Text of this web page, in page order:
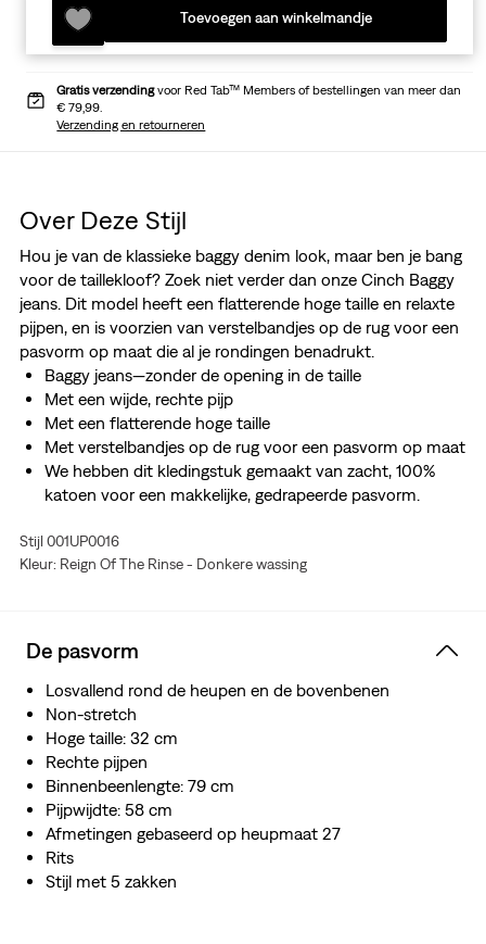
Toevoegen aan winkelmandje
Gratis verzendingvoor Red Tab™ Members of bestellingen van meer dan
€ 79,99.
Verzending en retourneren
Over Deze Stijl
Hou je van de klassieke baggy denim look, maar ben je bang
voor de taillekloof? Zoek niet verder dan onze Cinch Baggy
jeans. Dit model heeft een flatterende hoge taille en relaxte
pijpen, en is voorzien van verstelbandjes op de rug voor een
pasvorm op maat die al je rondingen benadrukt.
Baggy jeans—zonder de opening in de taille
Met een wijde, rechte pijp
Met een flatterende hoge taille
Met verstelbandjes op de rug voor een pasvorm op maat
We hebben dit kledingstuk gemaakt van zacht, 100%
katoen voor een makkelijke, gedrapeerde pasvorm.
Stijl 001UP0016
Kleur: Reign Of The Rinse - Donkere wassing
De pasvorm
Losvallend rond de heupen en de bovenbenen
Non-stretch
Hoge taille: 32 cm
Rechte pijpen
Binnenbeenlengte: 79 cm
Pijpwijdte: 58 cm
Afmetingen gebaseerd op heupmaat 27
Rits
Stijl met 5 zakken